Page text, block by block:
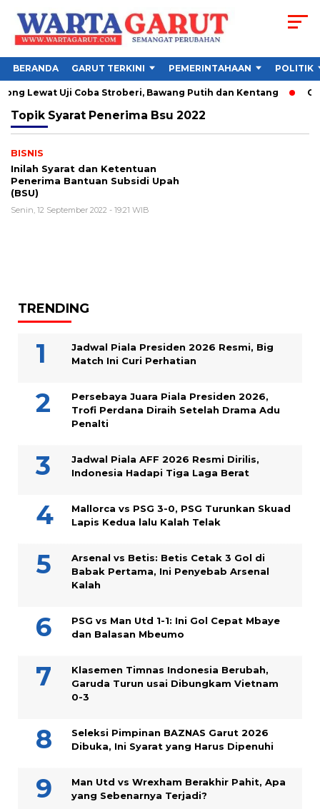
BERANDA GARUT TERKINI PEMERINTAHAAN POLITIK
Lewat Uji Coba Stroberi, Bawang Putih dan Kentang
Topik Syarat Penerima Bsu 2022
BISNIS
Inilah Syarat dan Ketentuan
Penerima Bantuan Subsidi Upah
(BSU)
Senin, 12 September 2022 - 19:21 WIB
TRENDING
Jadwal Piala Presiden 2026 Resmi, Big
Match Ini Curi Perhatian
Persebaya Juara Piala Presiden 2026,
Trofi Perdana Diraih Setelah Drama Adu
Penalti
Jadwal Piala AFF 2026 Resmi Dirilis,
Indonesia Hadapi Tiga Laga Berat
Mallorca vs PSG 3-0, PSG Turunkan Skuad
Lapis Kedua lalu Kalah Telak
Arsenal vs Betis: Betis Cetak 3 Gol di
Babak Pertama, Ini Penyebab Arsenal
Kalah
PSG vs Man Utd 1-1: Ini Gol Cepat Mbaye
dan Balasan Mbeumo
Klasemen Timnas Indonesia Berubah,
Garuda Turun usai Dibungkam Vietnam
0-3
Seleksi Pimpinan BAZNAS Garut 2026
Dibuka, Ini Syarat yang Harus Dipenuhi
Man Utd vs Wrexham Berakhir Pahit, Apa
yang Sebenarnya Terjadi?